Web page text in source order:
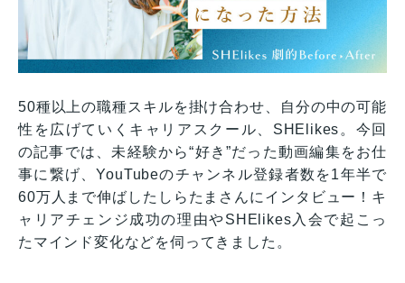
50種以上の職種スキルを掛け合わせ、自分の中の可能
性を広げていくキャリアスクール、SHElikes。今回
の記事では、未経験から“好き”だった動画編集をお仕
事に繋げ、YouTubeのチャンネル登録者数を1年半で
60万人まで伸ばしたしらたまさんにインタビュー！キ
ャリアチェンジ成功の理由やSHElikes入会で起こっ
たマインド変化などを伺ってきました。